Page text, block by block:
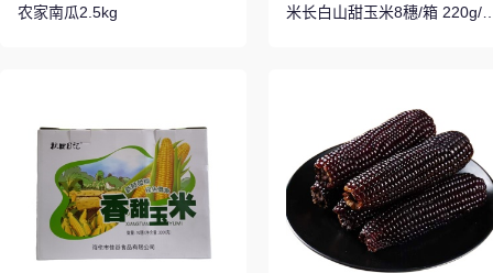
农家南瓜2.5kg
米长白山甜玉米8穗/箱 220g/